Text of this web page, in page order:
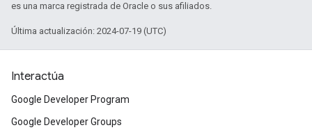
es una marca registrada de Oracle o sus afiliados.
Última actualización: 2024-07-19 (UTC)
Interactúa
Google Developer Program
Google Developer Groups